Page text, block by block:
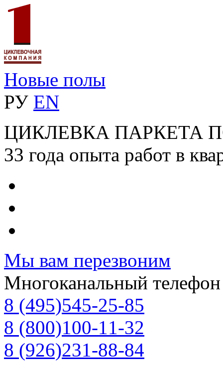
Новые полы
РУ EN
ЦИКЛЕВКА ПАРКЕТА
33 года опыта работ в
Мы вам перезвоним
Многоканальный телефон
8 (495)545-25-85
8 (800)100-11-32
8 (926)231-88-84